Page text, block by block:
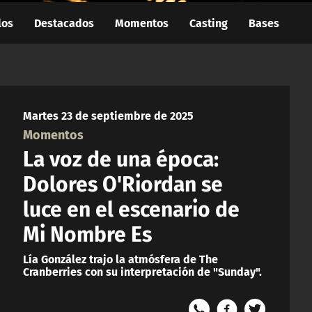
Destacados Momentos Casting Bases
Martes 23 de septiembre de 2025
Momentos
La voz de una época:
Dolores O'Riordan se
luce en el escenario de
Mi Nombre Es
Lía González trajo la atmósfera de The
Cranberries con su interpretación de "Sunday".